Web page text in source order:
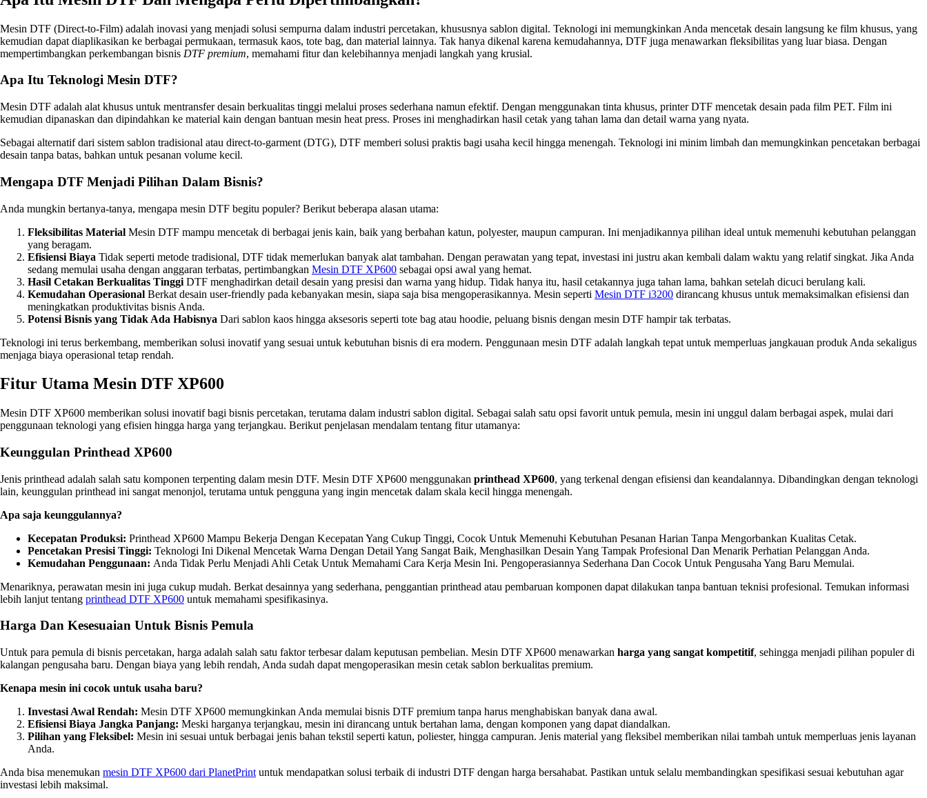
Mesin DTF (Direct-to-Film) adalah inovasi yang menjadi solusi sempurna dalam industri percetakan, khususnya sablon digital. Teknologi ini memungkinkan Anda mencetak desain langsung ke film khusus, yang
kemudian dapat diaplikasikan ke berbagai permukaan, termasuk kaos, tote bag, dan material lainnya. Tak hanya dikenal karena kemudahannya, DTF juga menawarkan fleksibilitas yang luar biasa. Dengan
mempertimbangkan perkembangan bisnis DTF premium, memahami fitur dan kelebihannya menjadi langkah yang krusial.
Apa Itu Teknologi Mesin DTF?
Mesin DTF adalah alat khusus untuk mentransfer desain berkualitas tinggi melalui proses sederhana namun efektif. Dengan menggunakan tinta khusus, printer DTF mencetak desain pada film PET. Film ini
kemudian dipanaskan dan dipindahkan ke material kain dengan bantuan mesin heat press. Proses ini menghadirkan hasil cetak yang tahan lama dan detail warna yang nyata.
Sebagai alternatif dari sistem sablon tradisional atau direct-to-garment (DTG), DTF memberi solusi praktis bagi usaha kecil hingga menengah. Teknologi ini minim limbah dan memungkinkan pencetakan berbagai
desain tanpa batas, bahkan untuk pesanan volume kecil.
Mengapa DTF Menjadi Pilihan Dalam Bisnis?
Anda mungkin bertanya-tanya, mengapa mesin DTF begitu populer? Berikut beberapa alasan utama:
Fleksibilitas Material Mesin DTF mampu mencetak di berbagai jenis kain, baik yang berbahan katun, polyester, maupun campuran. Ini menjadikannya pilihan ideal untuk memenuhi kebutuhan pelanggan
yang beragam.
Efisiensi Biaya Tidak seperti metode tradisional, DTF tidak memerlukan banyak alat tambahan. Dengan perawatan yang tepat, investasi ini justru akan kembali dalam waktu yang relatif singkat. Jika Anda
sedang memulai usaha dengan anggaran terbatas, pertimbangkan Mesin DTF XP600 sebagai opsi awal yang hemat.
Hasil Cetakan Berkualitas Tinggi DTF menghadirkan detail desain yang presisi dan warna yang hidup. Tidak hanya itu, hasil cetakannya juga tahan lama, bahkan setelah dicuci berulang kali.
Kemudahan Operasional Berkat desain user-friendly pada kebanyakan mesin, siapa saja bisa mengoperasikannya. Mesin seperti Mesin DTF i3200 dirancang khusus untuk memaksimalkan efisiensi dan
meningkatkan produktivitas bisnis Anda.
Potensi Bisnis yang Tidak Ada Habisnya Dari sablon kaos hingga aksesoris seperti tote bag atau hoodie, peluang bisnis dengan mesin DTF hampir tak terbatas.
Teknologi ini terus berkembang, memberikan solusi inovatif yang sesuai untuk kebutuhan bisnis di era modern. Penggunaan mesin DTF adalah langkah tepat untuk memperluas jangkauan produk Anda sekaligus
menjaga biaya operasional tetap rendah.
Fitur Utama Mesin DTF XP600
Mesin DTF XP600 memberikan solusi inovatif bagi bisnis percetakan, terutama dalam industri sablon digital. Sebagai salah satu opsi favorit untuk pemula, mesin ini unggul dalam berbagai aspek, mulai dari
penggunaan teknologi yang efisien hingga harga yang terjangkau. Berikut penjelasan mendalam tentang fitur utamanya:
Keunggulan Printhead XP600
Jenis printhead adalah salah satu komponen terpenting dalam mesin DTF. Mesin DTF XP600 menggunakan printhead XP600, yang terkenal dengan efisiensi dan keandalannya. Dibandingkan dengan teknologi
lain, keunggulan printhead ini sangat menonjol, terutama untuk pengguna yang ingin mencetak dalam skala kecil hingga menengah.
Apa saja keunggulannya?
Kecepatan Produksi: Printhead XP600 Mampu Bekerja Dengan Kecepatan Yang Cukup Tinggi, Cocok Untuk Memenuhi Kebutuhan Pesanan Harian Tanpa Mengorbankan Kualitas Cetak.
Pencetakan Presisi Tinggi: Teknologi Ini Dikenal Mencetak Warna Dengan Detail Yang Sangat Baik, Menghasilkan Desain Yang Tampak Profesional Dan Menarik Perhatian Pelanggan Anda.
Kemudahan Penggunaan: Anda Tidak Perlu Menjadi Ahli Cetak Untuk Memahami Cara Kerja Mesin Ini. Pengoperasiannya Sederhana Dan Cocok Untuk Pengusaha Yang Baru Memulai.
Menariknya, perawatan mesin ini juga cukup mudah. Berkat desainnya yang sederhana, penggantian printhead atau pembaruan komponen dapat dilakukan tanpa bantuan teknisi profesional. Temukan informasi
lebih lanjut tentang printhead DTF XP600 untuk memahami spesifikasinya.
Harga Dan Kesesuaian Untuk Bisnis Pemula
Untuk para pemula di bisnis percetakan, harga adalah salah satu faktor terbesar dalam keputusan pembelian. Mesin DTF XP600 menawarkan harga yang sangat kompetitif, sehingga menjadi pilihan populer di
kalangan pengusaha baru. Dengan biaya yang lebih rendah, Anda sudah dapat mengoperasikan mesin cetak sablon berkualitas premium.
Kenapa mesin ini cocok untuk usaha baru?
Investasi Awal Rendah: Mesin DTF XP600 memungkinkan Anda memulai bisnis DTF premium tanpa harus menghabiskan banyak dana awal.
Efisiensi Biaya Jangka Panjang: Meski harganya terjangkau, mesin ini dirancang untuk bertahan lama, dengan komponen yang dapat diandalkan.
Pilihan yang Fleksibel: Mesin ini sesuai untuk berbagai jenis bahan tekstil seperti katun, poliester, hingga campuran. Jenis material yang fleksibel memberikan nilai tambah untuk memperluas jenis layanan
Anda.
Anda bisa menemukan mesin DTF XP600 dari PlanetPrint untuk mendapatkan solusi terbaik di industri DTF dengan harga bersahabat. Pastikan untuk selalu membandingkan spesifikasi sesuai kebutuhan agar
investasi lebih maksimal.